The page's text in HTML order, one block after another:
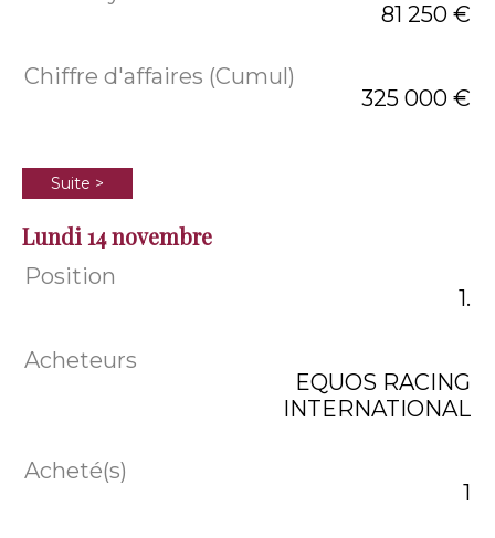
81 250 €
325 000 €
Suite >
Lundi 14 novembre
1.
EQUOS RACING
INTERNATIONAL
1